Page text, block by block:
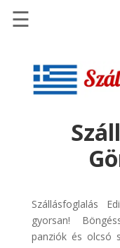
Szállások
Repülőjegy
Discover
Cars
☰
Szállásfoglalás
gyorsan!
panziók és olcsó